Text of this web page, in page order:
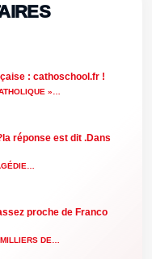
: cathoschool.fr !
»…
réponse est dit .Dans
proche de Franco
DE…